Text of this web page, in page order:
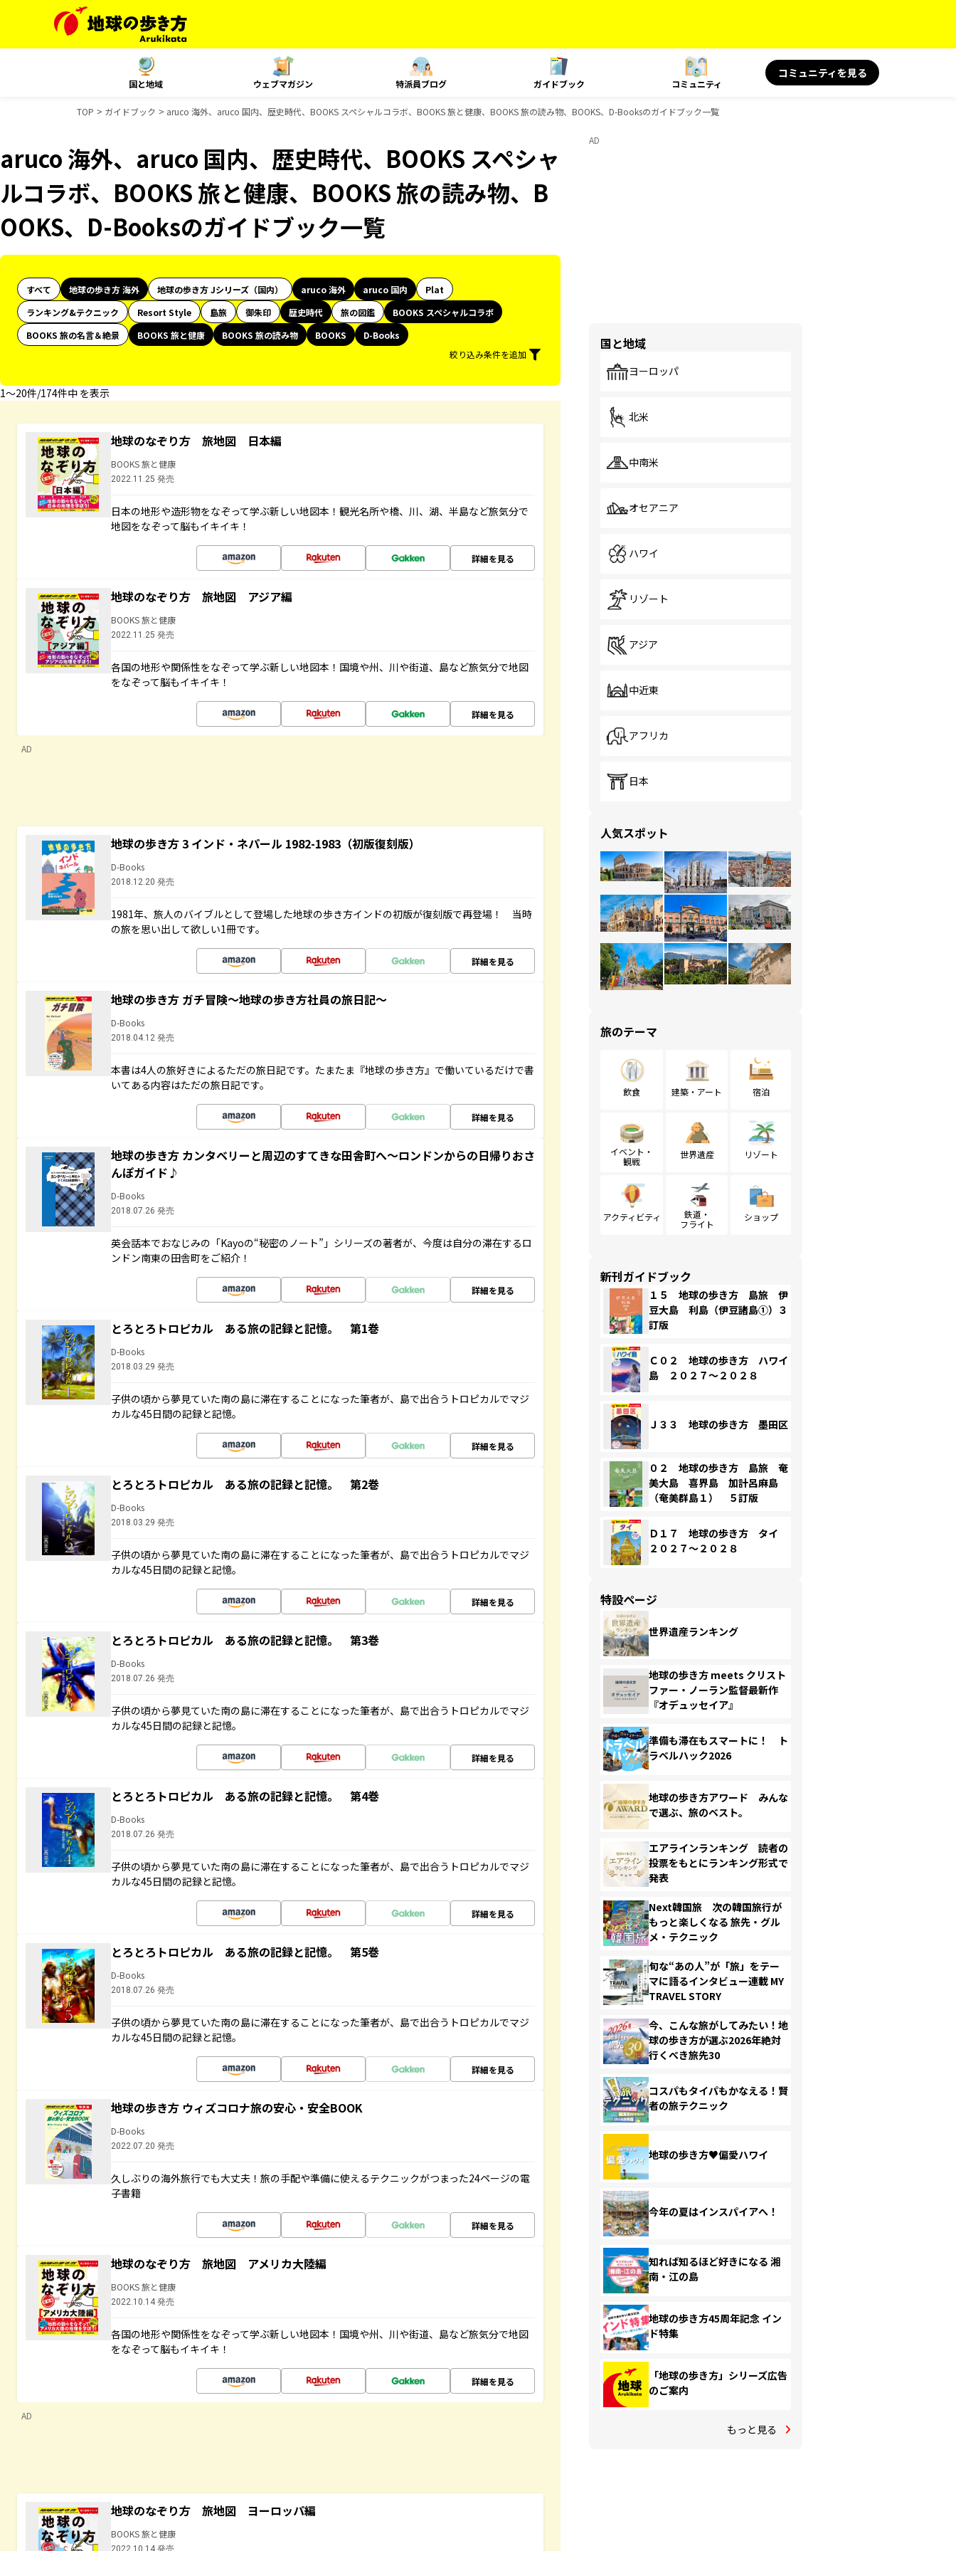
国と地域 ウェブマガジン 特派員ブログ ガイドブック コミュニティ
コミュニティを見る
TOP ガイドブック aruco 海外、aruco 国内、歴史時代、BOOKS スペシャルコラボ、BOOKS 旅と健康、BOOKS 旅の読み物、BOOKS、D-Booksのガイドブック一覧
aruco 海外、aruco 国内、歴史時代、BOOKS スペシャ
ルコラボ、BOOKS 旅と健康、BOOKS 旅の読み物、B
OOKS、D-Booksのガイドブック一覧
すべて 地球の歩き方 海外 地球の歩き方 Jシリーズ（国内） aruco 海外 aruco 国内
Plat
ランキング&テクニック
Resort Style 島旅 御朱印 歴史時代 旅の図鑑
BOOKS スペシャルコラボ
BOOKS 旅の名言＆絶景
BOOKS 旅と健康 BOOKS 旅の読み物 BOOKS
D-Books
絞り込み条件を追加
1〜20件/174件中 を表示
地球のなぞり方 旅地図 日本編
BOOKS 旅と健康
2022.11.25 発売
日本の地形や造形物をなぞって学ぶ新しい地図本！観光名所や橋、川、湖、半島など旅気分で
地図をなぞって脳もイキイキ！
詳細を見る
地球のなぞり方 旅地図 アジア編
BOOKS 旅と健康
2022.11.25 発売
各国の地形や関係性をなぞって学ぶ新しい地図本！国境や州、川や街道、島など旅気分で地図
をなぞって脳もイキイキ！
詳細を見る
AD
地球の歩き方 3 インド・ネパール 1982-1983（初版復刻版）
D-Books
2018.12.20 発売
1981年、旅人のバイブルとして登場した地球の歩き方インドの初版が復刻版で再登場！ 当時
の旅を思い出して欲しい1冊です。
詳細を見る
地球の歩き方 ガチ冒険～地球の歩き方社員の旅日記～
D-Books
2018.04.12 発売
本書は4人の旅好きによるただの旅日記です。たまたま『地球の歩き方』で働いているだけで書
いてある内容はただの旅日記です。
詳細を見る
地球の歩き方 カンタベリーと周辺のすてきな田舎町へ～ロンドンからの日帰りおさ
んぽガイド♪
D-Books
2018.07.26 発売
英会話本でおなじみの「Kayoの“秘密のノート”」シリーズの著者が、今度は自分の滞在するロ
ンドン南東の田舎町をご紹介！
詳細を見る
とろとろトロピカル ある旅の記録と記憶。 第1巻
D-Books
2018.03.29 発売
子供の頃から夢見ていた南の島に滞在することになった筆者が、島で出合うトロピカルでマジ
カルな45日間の記録と記憶。
詳細を見る
とろとろトロピカル ある旅の記録と記憶。 第2巻
D-Books
2018.03.29 発売
子供の頃から夢見ていた南の島に滞在することになった筆者が、島で出合うトロピカルでマジ
カルな45日間の記録と記憶。
詳細を見る
とろとろトロピカル ある旅の記録と記憶。 第3巻
D-Books
2018.07.26 発売
子供の頃から夢見ていた南の島に滞在することになった筆者が、島で出合うトロピカルでマジ
カルな45日間の記録と記憶。
詳細を見る
とろとろトロピカル ある旅の記録と記憶。 第4巻
D-Books
2018.07.26 発売
子供の頃から夢見ていた南の島に滞在することになった筆者が、島で出合うトロピカルでマジ
カルな45日間の記録と記憶。
詳細を見る
とろとろトロピカル ある旅の記録と記憶。 第5巻
D-Books
2018.07.26 発売
子供の頃から夢見ていた南の島に滞在することになった筆者が、島で出合うトロピカルでマジ
カルな45日間の記録と記憶。
詳細を見る
地球の歩き方 ウィズコロナ旅の安心・安全BOOK
D-Books
2022.07.20 発売
久しぶりの海外旅行でも大丈夫！旅の手配や準備に使えるテクニックがつまった24ページの電
子書籍
詳細を見る
地球のなぞり方 旅地図 アメリカ大陸編
BOOKS 旅と健康
2022.10.14 発売
各国の地形や関係性をなぞって学ぶ新しい地図本！国境や州、川や街道、島など旅気分で地図
をなぞって脳もイキイキ！
詳細を見る
AD
地球のなぞり方 旅地図 ヨーロッパ編
BOOKS 旅と健康
2022.10.14 発売
AD
国と地域
ヨーロッパ
北米
中南米
オセアニア
ハワイ
リゾート
アジア
中近東
アフリカ
日本
人気スポット
旅のテーマ
飲食 建築・アート 宿泊
イベント・
観戦
世界遺産 リゾート
アクティビティ
鉄道・
フライト
ショップ
新刊ガイドブック
１５ 地球の歩き方 島旅 伊
豆大島 利島（伊豆諸島①）３
訂版
Ｃ０２ 地球の歩き方 ハワイ
島 ２０２７～２０２８
Ｊ３３ 地球の歩き方 墨田区
０２ 地球の歩き方 島旅 奄
美大島 喜界島 加計呂麻島
（奄美群島１） ５訂版
Ｄ１７ 地球の歩き方 タイ
２０２７～２０２８
特設ページ
世界遺産ランキング
地球の歩き方 meets クリスト
ファー・ノーラン監督最新作
『オデュッセイア』
準備も滞在もスマートに！ ト
ラベルハック2026
地球の歩き方アワード みんな
で選ぶ、旅のベスト。
エアラインランキング 読者の
投票をもとにランキング形式で
発表
Next韓国旅 次の韓国旅行が
もっと楽しくなる 旅先・グル
メ・テクニック
旬な“あの人”が「旅」をテー
マに語るインタビュー連載 MY
TRAVEL STORY
今、こんな旅がしてみたい！地
球の歩き方が選ぶ2026年絶対
行くべき旅先30
コスパもタイパもかなえる！賢
者の旅テクニック
地球の歩き方♥偏愛ハワイ
今年の夏はインスパイアへ！
知れば知るほど好きになる 湘
南・江の島
地球の歩き方45周年記念 イン
ド特集
「地球の歩き方」シリーズ広告
のご案内
もっと見る